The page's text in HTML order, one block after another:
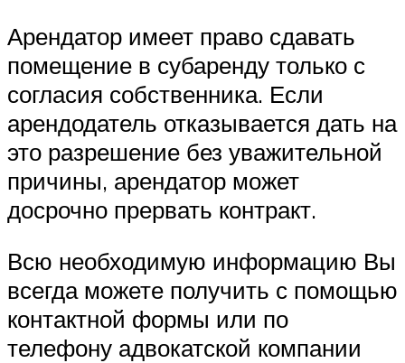
Арендатор имеет право сдавать
помещение в субаренду только с
согласия собственника. Если
арендодатель отказывается дать на
это разрешение без уважительной
причины, арендатор может
досрочно прервать контракт.
Всю необходимую информацию Вы
всегда можете получить с помощью
контактной формы или по
телефону адвокатской компании